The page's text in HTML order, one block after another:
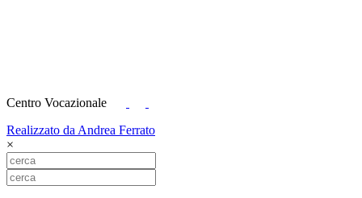
Centro Vocazionale
Realizzato da Andrea Ferrato
×